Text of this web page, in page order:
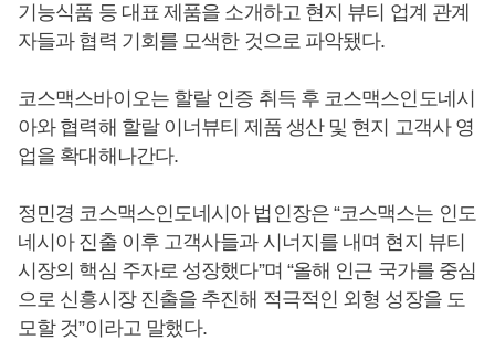
기능식품 등 대표 제품을 소개하고 현지 뷰티 업계 관계
자들과 협력 기회를 모색한 것으로 파악됐다.
코스맥스바이오는 할랄 인증 취득 후 코스맥스인도네시
아와 협력해 할랄 이너뷰티 제품 생산 및 현지 고객사 영
업을 확대해나간다.
정민경 코스맥스인도네시아 법인장은 “코스맥스는 인도
네시아 진출 이후 고객사들과 시너지를 내며 현지 뷰티
시장의 핵심 주자로 성장했다”며 “올해 인근 국가를 중심
으로 신흥시장 진출을 추진해 적극적인 외형 성장을 도
모할 것”이라고 말했다.